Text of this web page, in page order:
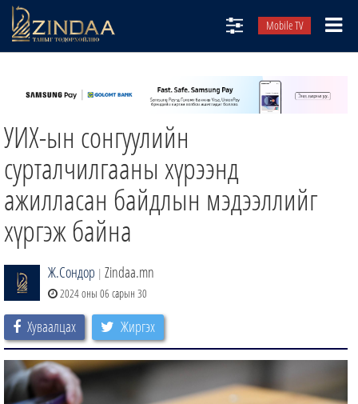
Mobile TV
ТВ8
ӨГЛӨӨНИЙ СОНИН
ЗИНДАА СЭТГҮҮЛ
УИХ-ын сонгуулийн
сурталчилгааны хүрээнд
ажилласан байдлын мэдээллийг
хүргэж байна
Ж.Сондор | Zindaa.mn
2024 оны 06 сарын 30
Хуваалцах Жиргэх